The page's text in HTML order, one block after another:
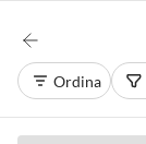
Ordina